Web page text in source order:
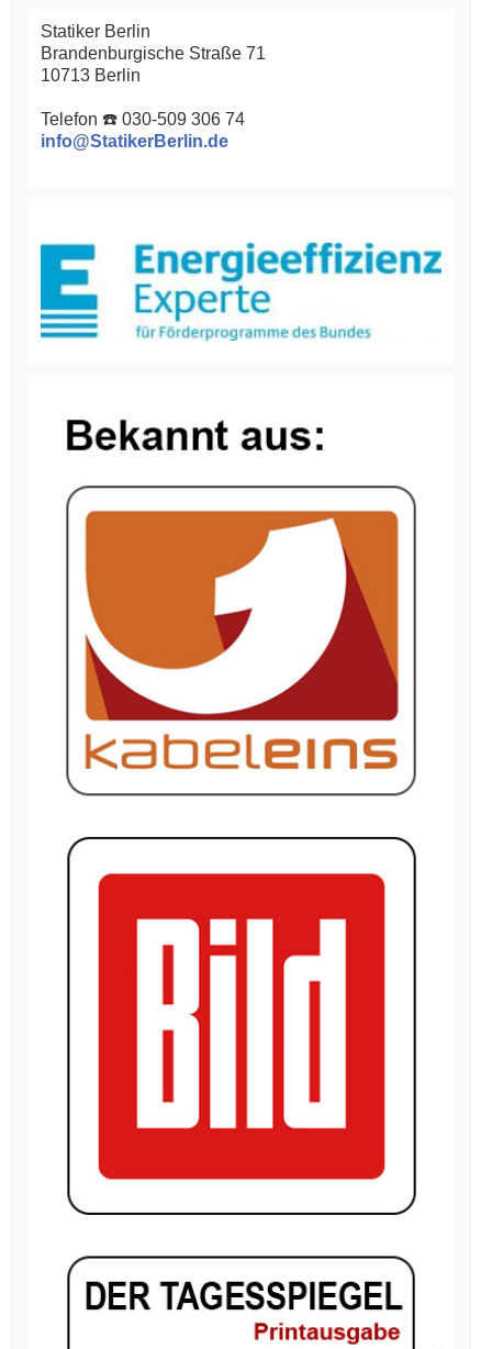
Statiker Berlin
Brandenburgische Straße 71
10713 Berlin
Telefon ☎️ 030-509 306 74
info@StatikerBerlin.de